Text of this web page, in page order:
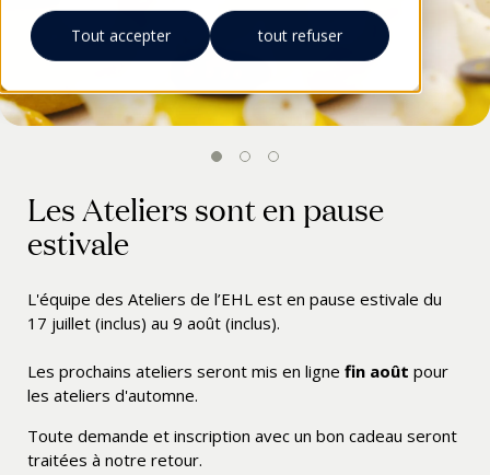
Tout accepter tout refuser
Les Ateliers sont en pause
estivale
L'équipe des Ateliers de l’EHL est en pause estivale du
17 juillet (inclus) au 9 août (inclus).
Les prochains ateliers seront mis en ligne fin août pour
les ateliers d'automne.
Toute demande et inscription avec un bon cadeau seront
traitées à notre retour.